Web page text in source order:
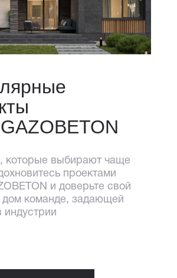
которые выбирают чаще
проектами
и доверьте свой
дом команде, задающей
индустрии